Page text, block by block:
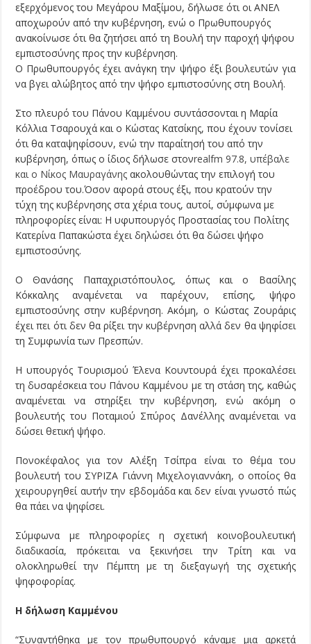
εξερχόμενος του Μεγάρου Μαξίμου, δήλωσε ότι οι ΑΝΕΛ
αποχωρούν από την κυβέρνηση, ενώ ο Πρωθυπουργός
ανακοίνωσε ότι θα ζητήσει από τη Bουλή την παροχή ψήφου
εμπιστοσύνης προς την κυβέρνηση.
O Πρωθυπουργός έχει ανάγκη την ψήφο έξι βουλευτών για
να βγει αλώβητος από την ψήφο εμπιστοσύνης στη Βουλή.
Στο πλευρό του Πάνου Καμμένου συντάσσονται η Μαρία
Κόλλια Τσαρουχά και ο Κώστας Κατσίκης, που έχουν τονίσει
ότι θα καταψηφίσουν, ενώ την παραίτησή του από την
κυβέρνηση, όπως ο ίδιος δήλωσε στονrealfm 97.8, υπέβαλε
και ο Νίκος Μαυραγάνης ακολουθώντας την επιλογή του
προέδρου του.Όσον αφορά στους έξι, που κρατούν την
τύχη της κυβέρνησης στα χέρια τους, αυτοί, σύμφωνα με
πληροφορίες είναι: Η υφυπουργός Προστασίας του Πολίτης
Κατερίνα Παπακώστα έχει δηλώσει ότι θα δώσει ψήφο
εμπιστοσύνης.
Ο Θανάσης Παπαχριστόπουλος, όπως και ο Βασίλης
Κόκκαλης αναμένεται να παρέχουν, επίσης, ψήφο
εμπιστοσύνης στην κυβέρνηση. Ακόμη, ο Κώστας Ζουράρις
έχει πει ότι δεν θα ρίξει την κυβέρνηση αλλά δεν θα ψηφίσει
τη Συμφωνία των Πρεσπών.
Η υπουργός Τουρισμού Έλενα Κουντουρά έχει προκαλέσει
τη δυσαρέσκεια του Πάνου Καμμένου με τη στάση της, καθώς
αναμένεται να στηρίξει την κυβέρνηση, ενώ ακόμη ο
βουλευτής του Ποταμιού Σπύρος Δανέλλης αναμένεται να
δώσει θετική ψήφο.
Πονοκέφαλος για τον Αλέξη Τσίπρα είναι το θέμα του
βουλευτή του ΣΥΡΙΖΑ Γιάννη Μιχελογιαννάκη, ο οποίος θα
χειρουργηθεί αυτήν την εβδομάδα και δεν είναι γνωστό πώς
θα πάει να ψηφίσει.
Σύμφωνα με πληροφορίες η σχετική κοινοβουλευτική
διαδικασία, πρόκειται να ξεκινήσει την Τρίτη και να
ολοκληρωθεί την Πέμπτη με τη διεξαγωγή της σχετικής
ψηφοφορίας.
H δήλωση Καμμένου
“Συναντήθηκα με τον πρωθυπουργό κάναμε μια αρκετά